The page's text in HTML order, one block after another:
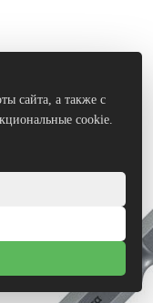
сайта, а также с
cookie.